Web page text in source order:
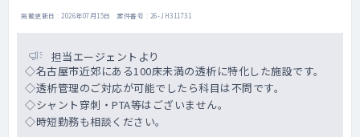
掲載更新日 : 2026年07月15日 案件番号 : 26-JH311731
担当エージェントより
◇名古屋市近郊にある100床未満の透析に特化した施設です。
◇透析管理のご対応が可能でしたら科目は不問です。
◇シャント穿刺・PTA等はございません。
◇時短勤務も相談ください。